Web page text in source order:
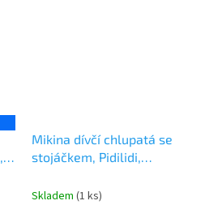
Mikina dívčí chlupatá se
stojáčkem, Pidilidi,
Skladem (1 ks)